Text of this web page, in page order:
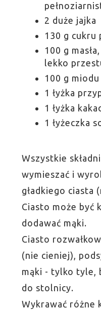
2 duże jajka
130 g cukru
100 g
lekko
100 g miodu
1 łyżka
1 łyżka
1 łyżeczka
Wszystkie
wymieszać i
gładkiego ciasta
Ciasto może być
dodawać mąki.
Ciasto
(nie cieniej),
mąki - tylko tyle,
do stolnicy.
Wykrawać różne